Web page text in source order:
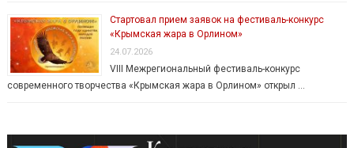
Стартовал прием заявок на фестиваль-конкурс
«Крымская жара в Орлином»
24.07.2026
VIII Межрегиональный фестиваль-конкурс
современного творчества «Крымская жара в Орлином» открыл …